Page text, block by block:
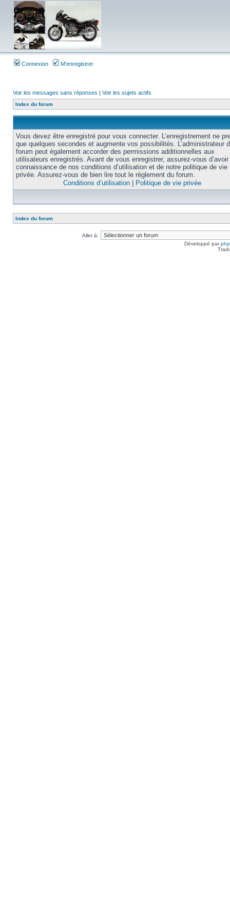
Connexion M’enregistrer
Voir les messages sans réponses | Voir les sujets actifs
Index du forum
Vous devez être enregistré pour vous connecter. L’enregistrement ne
que quelques secondes et augmente vos possibilités. L’administrateur
forum peut également accorder des permissions additionnelles aux
utilisateurs enregistrés. Avant de vous enregistrer, assurez-vous
connaissance de nos conditions d’utilisation et de notre politique de vie
privée. Assurez-vous de bien lire tout le règlement du forum.
Conditions d’utilisation
Politique de vie privée
Index du forum
Aller à:
Développé par